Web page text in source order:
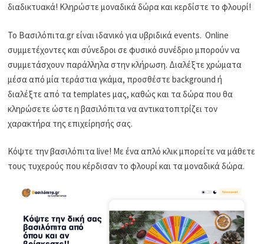
διαδικτυακά! Κληρώστε μοναδικά δώρα και κερδίστε το φλουρί!
Το Βασιλόπιτα.gr είναι ιδανικό για υβριδικά events. Online
συμμετέχοντες και σύνεδροι σε φυσικό συνέδριο μπορούν να
συμμετάσχουν παράλληλα στην κλήρωση. Διαλέξτε χρώματα
μέσα από μία τεράστια γκάμα, προσθέστε background ή
διαλέξτε από τα templates μας, καθώς και τα δώρα που θα
κληρώσετε ώστε η βασιλόπιτα να αντικατοπτρίζει τον
χαρακτήρα της επιχείρησής σας.
Κόψτε την βασιλόπιτα live! Με ένα απλό κλικ μπορείτε να μάθετε
τους τυχερούς που κέρδισαν το φλουρί και τα μοναδικά δώρα.